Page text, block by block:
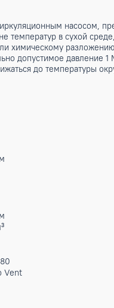
циркуляционным
температур в
или химическому
допустимое
снижаться до
см